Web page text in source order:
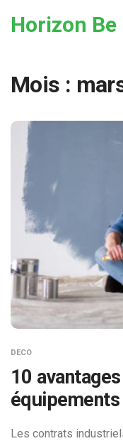
Horizon Be
Mois :
DECO
10
Les contrats